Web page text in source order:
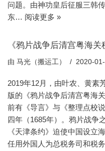
问题。由神功皇后征服三韩
东… 阅读更多 »
《鸦片战争后清宫粤海
由 马光（搬运工） 2020-
2019年12月，由叶农、黄素
版的《鸦片战争后清宫粤海
前有《导言》与《整理点校
四年（1685年）。鸦片战争
《天津条约》迫使中国设立
任用外国人为总税务司和税